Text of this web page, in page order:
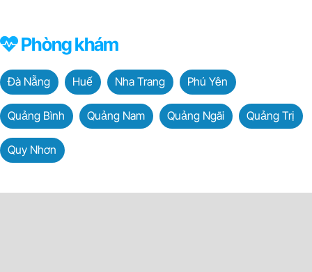
Phòng khám
Đà Nẵng Huế Nha Trang Phú Yên
Quảng Bình Quảng Nam Quảng Ngãi Quảng Trị
Quy Nhơn